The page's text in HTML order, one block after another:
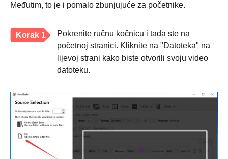
Međutim, to je i pomalo zbunjujuće za početnike.
Korak 1
Pokrenite ručnu kočnicu i tada ste na
početnoj stranici. Kliknite na "Datoteka" na
lijevoj strani kako biste otvorili svoju video
datoteku.